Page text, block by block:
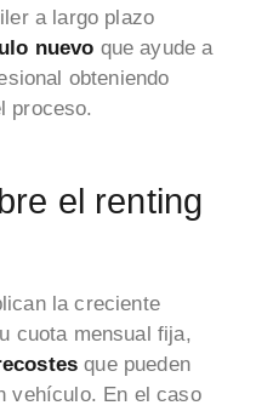
a largo plazo
nuevo que ayude a
obteniendo
proceso.
el renting
la creciente
cuota mensual fija,
que pueden
vehículo. En el caso